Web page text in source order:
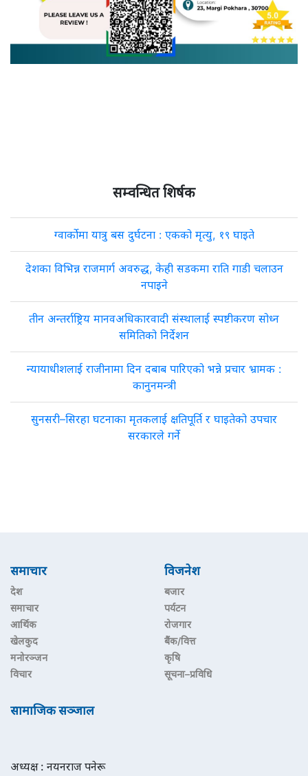
सम्वन्धित शिर्षक
ग्वार्कोमा यात्रु बस दुर्घटना : एकको मृत्यु, १९ घाइते
देशका विभिन्न राजमार्ग अवरुद्ध, केही सडकमा राति गाडी चलाउन
नपाइने
तीन अन्तर्राष्ट्रिय मानवअधिकारवादी संस्थालाई स्पष्टीकरण सोध्न
समितिको निर्देशन
न्यायाधीशलाई राजीनामा दिन दबाब पारिएको भन्ने प्रचार भ्रामक :
कानुनमन्त्री
सुनसरी–सिरहा घटनाका मृतकलाई क्षतिपूर्ति र घाइतेको उपचार
सरकारले गर्ने
समाचार
देश
समाचार
आर्थिक
खेलकुद
मनोरञ्जन
विचार
विजनेश
बजार
पर्यटन
रोजगार
बैंक/वित्त
कृषि
सूचना–प्रविधि
सामाजिक सञ्जाल
अध्यक्ष : नयनराज पनेरू